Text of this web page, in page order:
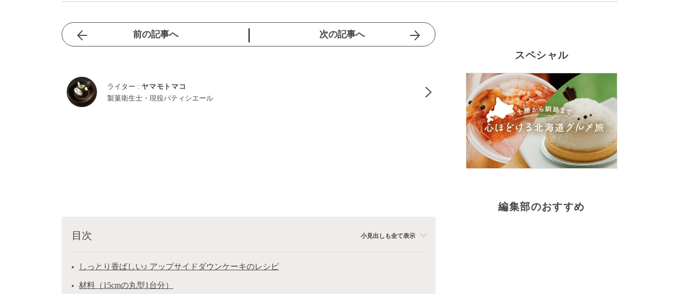
前の記事へ 次の記事へ
ライター : ヤマモトマコ
製菓衛生士・現役パティシエール
目次 小見出しも全て表示
しっとり香ばしい♪ アップサイドダウンケーキのレシピ
材料（15cmの丸型1台分）
スペシャル
編集部のおすすめ